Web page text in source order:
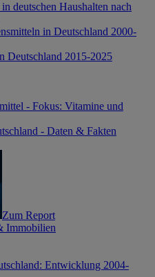
deutschen Haushalten nach
in Deutschland 2000-
Deutschland 2015-2025
- Fokus: Vitamine und
- Daten & Fakten
Zum Report
Immobilien
Entwicklung 2004-